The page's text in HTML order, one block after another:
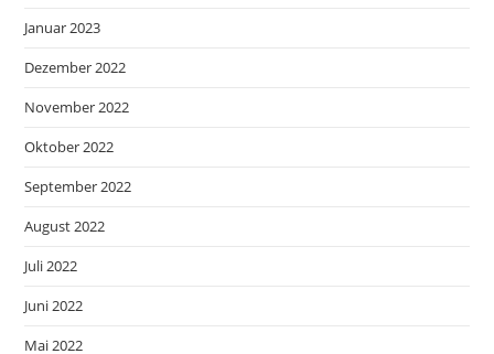
Januar 2023
Dezember 2022
November 2022
Oktober 2022
September 2022
August 2022
Juli 2022
Juni 2022
Mai 2022